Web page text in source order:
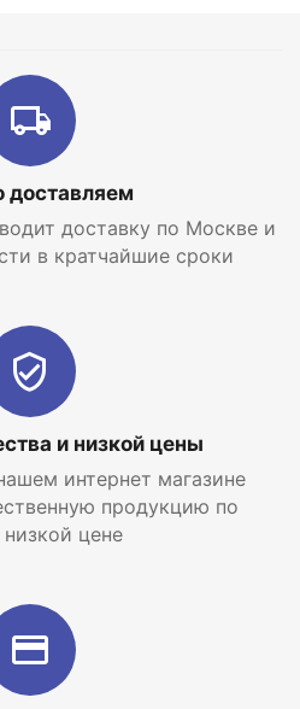
turboTEC plus VU 122/5-5
доставкой по Москве и
доставляем
доставку по Москве и
в кратчайшие сроки
и низкой цены
интернет магазине
продукцию по
цене